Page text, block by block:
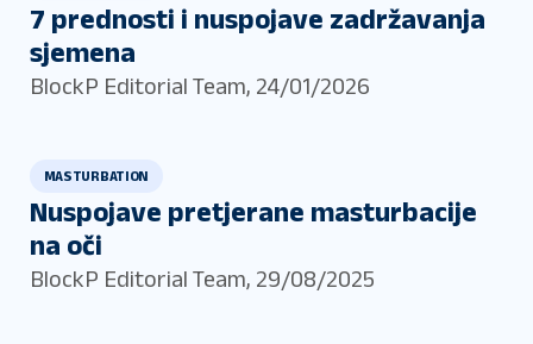
7 prednosti i nuspojave zadržavanja
sjemena
BlockP Editorial Team, 24/01/2026
MASTURBATION
Nuspojave pretjerane masturbacije
na oči
BlockP Editorial Team, 29/08/2025